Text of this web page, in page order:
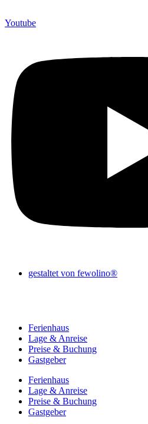
Youtube
gestaltet von fewolino®
Ferienhaus
Lage & Anreise
Preise & Buchung
Gastgeber
Ferienhaus
Lage & Anreise
Preise & Buchung
Gastgeber